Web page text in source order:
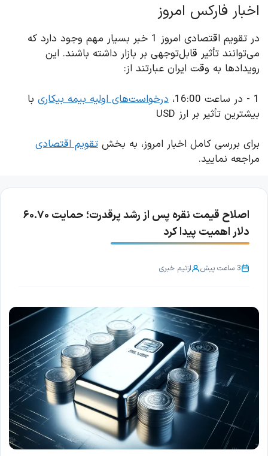
اخبار فارکس امروز
در تقویم اقتصادی امروز 1 خبر بسیار مهم وجود دارد که
می‌توانند تأثیر قابل‌توجهی بر بازار داشته باشند. این
رویدادها به وقت ایران عبارتند از:
1 - در ساعت 16:00،
درخواست‌های اولیه بیمه بیکاری با
بیشترین تأثیر بر ارز USD
برای بررسی کامل اخبار امروز، به بخش تقویم اقتصادی
مراجعه نمایید.
اصلاح قیمت نقره پس از رشد پرقدرت؛ حمایت ۶۰.۷۰
دلار اهمیت پیدا کرد
3 ساعت پیش ازتیم خبری